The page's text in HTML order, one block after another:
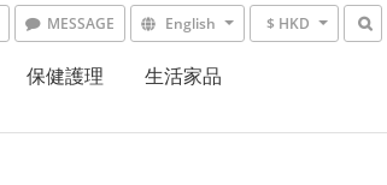
MESSAGE English $ HKD
保健護理 生活家品